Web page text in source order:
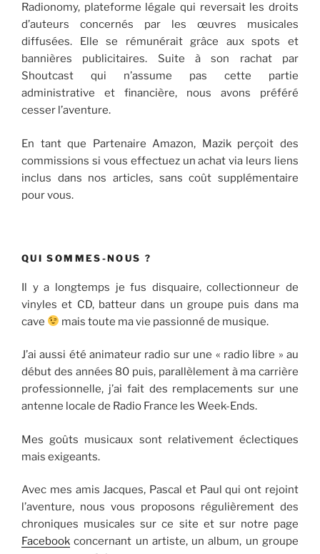
Radionomy, plateforme légale qui reversait les droits
d’auteurs concernés par les œuvres musicales
diffusées. Elle se rémunérait grâce aux spots et
bannières publicitaires. Suite à son rachat par
Shoutcast qui n’assume pas cette partie
administrative et financière, nous avons préféré
cesser l’aventure.
En tant que Partenaire Amazon, Mazik perçoit des
commissions si vous effectuez un achat via leurs liens
inclus dans nos articles, sans coût supplémentaire
pour vous.
QUI SOMMES-NOUS ?
Il y a longtemps je fus disquaire, collectionneur de
vinyles et CD, batteur dans un groupe puis dans ma
cave
mais toute ma vie passionné de musique.
J’ai aussi été animateur radio sur une « radio libre » au
début des années 80 puis, parallèlement à ma carrière
professionnelle, j’ai fait des remplacements sur une
antenne locale de Radio France les Week-Ends.
Mes goûts musicaux sont relativement éclectiques
mais exigeants.
Avec mes amis Jacques, Pascal et Paul qui ont rejoint
l’aventure, nous vous proposons régulièrement des
chroniques musicales sur ce site et sur notre page
Facebook concernant un artiste, un album, un groupe